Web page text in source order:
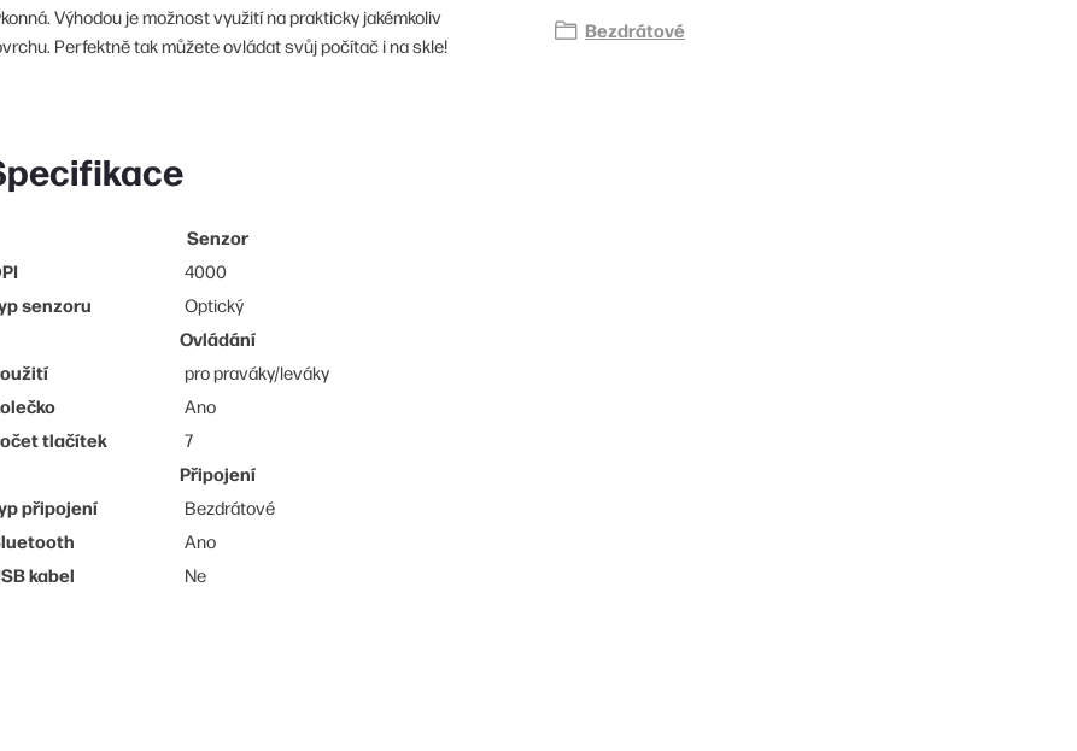
Výhodou je možnost využití na prakticky jakémkoliv
Perfektně tak můžete ovládat svůj počítač i na skle!
Senzor
4000
senzoru Optický
Ovládání
pro praváky/leváky
Ano
tlačítek 7
Připojení
připojení
Bezdrátové
Ano
kabel Ne
Bezdrátové